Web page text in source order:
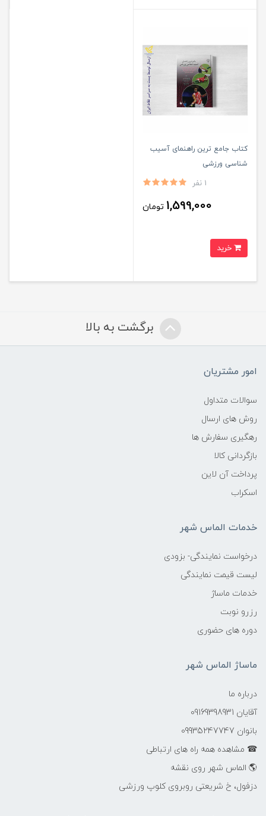
کتاب جامع ترین راهنمای آسیب
شناسی ورزشی
1 نفر
1,599,000 تومان
برگشت به بالا
امور مشتریان
سوالات متداول
روش های ارسال
رهگیری سفارش ها
بازگردانی کالا
پرداخت آن لاین
اسکراب
خدمات الماس شهر
درخواست نمایندگی- بزودی
لیست قیمت نمایندگی
خدمات ماساژ
رزرو نوبت
دوره های حضوری
ماساژ الماس شهر
درباره ما
آقایان 09169398931
بانوان 09935247747
☎ مشاهده همه راه های ارتباطی
🌎 الماس شهر روی نقشه
دزفول، خ شریعتی روبروی کلوپ ورزشی